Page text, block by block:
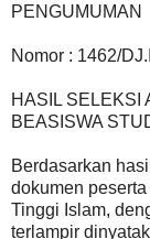
PENGUMUMAN
Nomor : 1462/
HASIL SELEKSI
BEASISWA
Berdasarkan
dokumen
Tinggi Islam,
terlampir